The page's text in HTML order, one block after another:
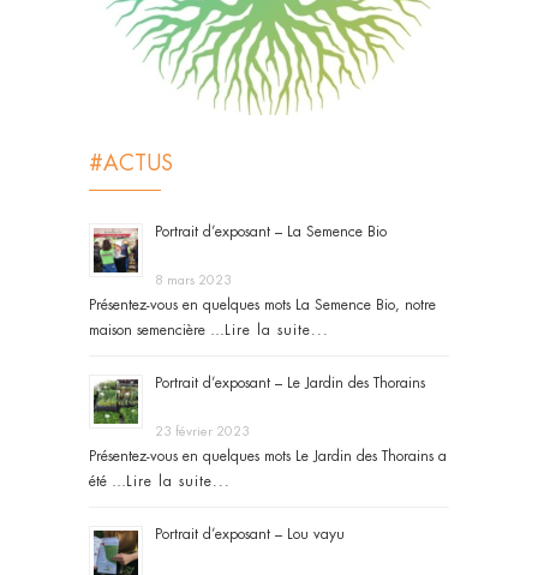
#ACTUS
Portrait d’exposant – La Semence Bio
8 mars 2023
Présentez-vous en quelques mots La Semence Bio, notre
maison semencière …
Lire la suite...
Portrait d’exposant – Le Jardin des Thorains
23 février 2023
Présentez-vous en quelques mots Le Jardin des Thorains a
été …
Lire la suite...
Portrait d’exposant – Lou vayu